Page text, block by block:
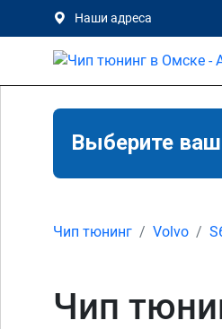
Наши адреса
Выберите
Чип тюнинг Volvo
Чип